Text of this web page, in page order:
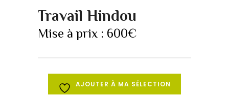
Travail Hindou
Mise à prix : 600€
AJOUTER À MA SÉLECTION